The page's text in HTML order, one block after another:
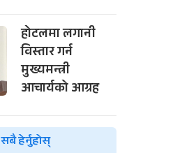
होटलमा लगानी
विस्तार गर्न
मुख्यमन्त्री
आचार्यको आग्रह
सबै हेर्नुहोस्